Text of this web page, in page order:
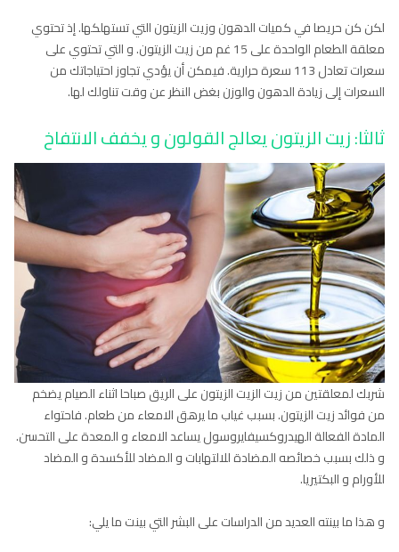
لكن كن حريصا في كميات الدهون وزيت الزيتون التي تستهلكها. إذ تحتوي
معلقة الطعام الواحدة على 15 غم من زيت الزيتون. و التي تحتوي على
سعرات تعادل 113 سعرة حرارية. فيمكن أن يؤدي تجاوز احتياجاتك من
السعرات إلى زيادة الدهون والوزن بغض النظر عن وقت تناولك لها.
ثالثا: زيت الزيتون يعالج القولون و يخفف الانتفاخ
شربك لمعلقتين من زيت الزيت الزيتون على الريق صباحا اثناء الصيام يضخم
من فوائد زيت الزيتون. بسبب غياب ما يرهق الامعاء من طعام. فاحتواء
المادة الفعالة الهيدروكسيفايروسول يساعد الامعاء و المعدة على التحسن.
و ذلك بسبب خصائصه المضادة للالتهابات و المضاد للأكسدة و المضاد
للأورام و البكتيريا.
و هذا ما بينته العديد من الدراسات على البشر التي بينت ما يلي: